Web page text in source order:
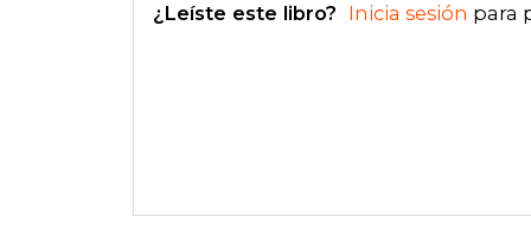
¿Leíste este libro? Inicia sesión para